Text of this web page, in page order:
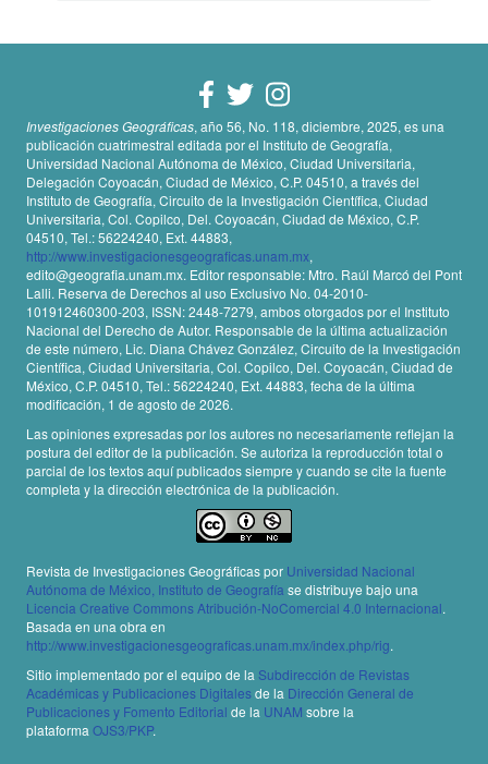
Investigaciones Geográficas, año 56, No. 118, diciembre, 2025, es una
publicación cuatrimestral editada por el Instituto de Geografía,
Universidad Nacional Autónoma de México, Ciudad Universitaria,
Delegación Coyoacán, Ciudad de México, C.P. 04510, a través del
Instituto de Geografía, Circuito de la Investigación Científica, Ciudad
Universitaria, Col. Copilco, Del. Coyoacán, Ciudad de México, C.P.
04510, Tel.: 56224240, Ext. 44883,
http://www.investigacionesgeograficas.unam.mx,
edito@geografia.unam.mx. Editor responsable: Mtro. Raúl Marcó del Pont
Lalli. Reserva de Derechos al uso Exclusivo No. 04-2010-
101912460300-203, ISSN: 2448-7279, ambos otorgados por el Instituto
Nacional del Derecho de Autor. Responsable de la última actualización
de este número, Lic. Diana Chávez González, Circuito de la Investigación
Científica, Ciudad Universitaria, Col. Copilco, Del. Coyoacán, Ciudad de
México, C.P. 04510, Tel.: 56224240, Ext. 44883, fecha de la última
modificación, 1 de agosto de 2026.
Las opiniones expresadas por los autores no necesariamente reflejan la
postura del editor de la publicación. Se autoriza la reproducción total o
parcial de los textos aquí publicados siempre y cuando se cite la fuente
completa y la dirección electrónica de la publicación.
Revista de Investigaciones Geográficas por Universidad Nacional
Autónoma de México, Instituto de Geografía se distribuye bajo una
Licencia Creative Commons Atribución-NoComercial 4.0 Internacional.
Basada en una obra en
http://www.investigacionesgeograficas.unam.mx/index.php/rig.
Sitio implementado por el equipo de la Subdirección de Revistas
Académicas y Publicaciones Digitalesde la Dirección General de
Publicaciones y Fomento Editorial de la UNAM sobre la
plataforma OJS3/PKP.